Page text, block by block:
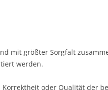
mit größter Sorgfalt
werden.
oder Qualität der